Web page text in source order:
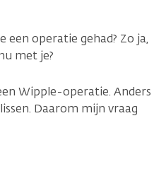
een operatie gehad? Zo ja,
met je?
Wipple-operatie. Anders
Daarom mijn vraag